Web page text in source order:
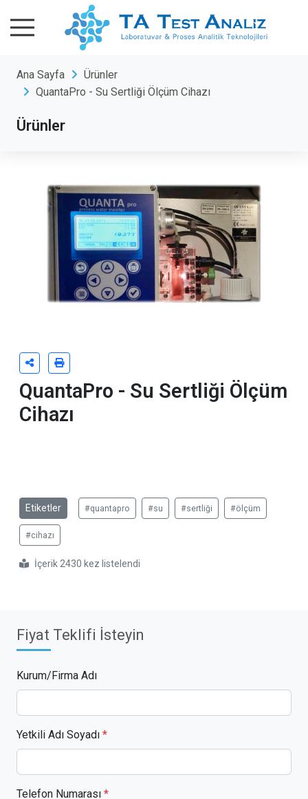
Ana Sayfa
Ürünler
QuantaPro - Su Sertliği Ölçüm Cihazı
Ürünler
QuantaPro - Su Sertliği Ölçüm
Cihazı
Etiketler #quantapro #su #sertliği #ölçüm
#cihazı
İçerik 2430 kez listelendi
Fiyat Teklifi İsteyin
Kurum/Firma Adı
Yetkili Adı Soyadı *
Telefon Numarası *